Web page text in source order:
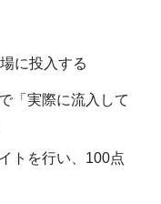
に投入する
「実際に流入して
トを行い、100点